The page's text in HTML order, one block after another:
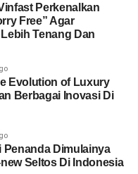
Perkenalkan
Free” Agar
Tenang Dan
Evolution of Luxury
Berbagai Inovasi Di
Penanda Dimulainya
Seltos Di Indonesia